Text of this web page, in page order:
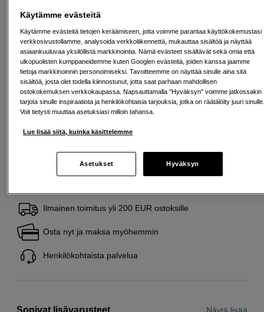
Maksa Svea-erämaksulla
Esimerkki: 36 kk, 14 EUR/kk, yhteensä 509 EUR, todellinen vuosikorko
19,07 %
Avausmaksu 5 EUR, laskutusmaksu 0 EUR/kk lisäksi
Lainaaminen maksaa! Jos et pysty maksamaan velkaa ajoissa, saatat
liittymien tekemistä ja uusien lainojen saamista. Apua saat kuntasi talous- ja
Ilmainen toimitus yli 200 EUR ostoksille
Osta nyt ja maksa myöhemmin
Henkilökohtaista palvelua
Näytä lisää
Käytämme evästeitä
Käytämme evästeitä tietojen keräämiseen, jotta voimme parantaa käyttökokemustasi
verkkosivustollamme, analysoida verkkoliikennettä, mukauttaa sisältöä ja näyttää
asiaankuuluvaa yksilöllistä markkinointia. Nämä evästeet sisältävät sekä omia että
ulkopuolisten kumppaneidemme kuten Googlen evästeitä, joiden kanssa jaamme
tietoja markkinoinnin personoimiseksi. Tavoitteemme on näyttää sinulle aina sitä
sisältöä, josta olet todella kiinnostunut, jotta saat parhaan mahdollisen
ostokokemuksen verkkokaupassa. Napsauttamalla "Hyväksyn" voimme jatkossakin
tarjota sinulle inspiraatiota ja henkilökohtaisia tarjouksia, jotka on räätälöity juuri
Voit tietysti muuttaa asetuksiasi milloin tahansa.
Lue lisää siitä, kuinka käsittelemme
Asetukset Hyväksyn